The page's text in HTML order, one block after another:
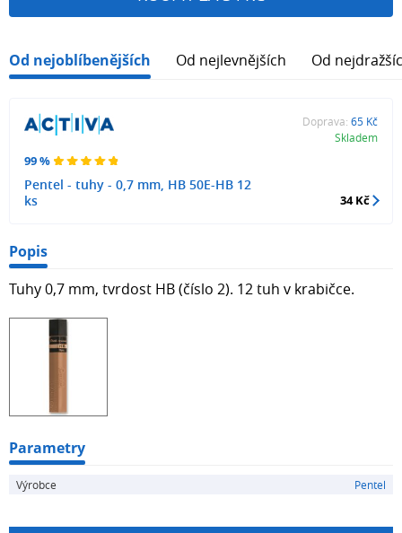
Od nejoblíbenějších Od nejlevnějších Od
99 %
Pentel - tuhy - 0,7 mm, HB 50E-HB 12
ks
Doprava: 65 Kč
Skladem
34 Kč
Popis
Tuhy 0,7 mm, tvrdost HB (číslo 2). 12 tuh v krabičce.
Parametry
Výrobce Pentel